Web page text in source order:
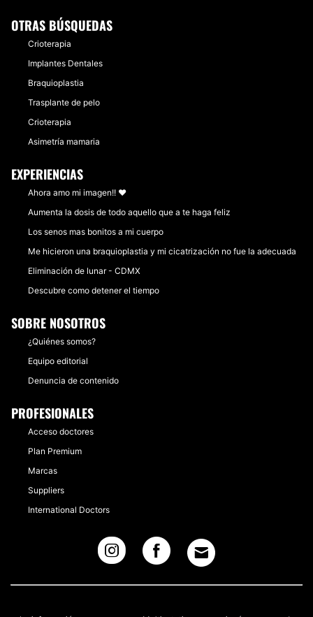
OTRAS BÚSQUEDAS
Crioterapia
Implantes Dentales
Braquioplastia
Trasplante de pelo
Crioterapia
Asimetría mamaria
EXPERIENCIAS
Ahora amo mi imagen!! ❤️
Aumenta la dosis de todo aquello que a te haga feliz
Los senos mas bonitos a mi cuerpo
Me hicieron una braquioplastia y mi cicatrización no fue la adecuada
Eliminación de lunar - CDMX
Descubre como detener el tiempo
SOBRE NOSOTROS
¿Quiénes somos?
Equipo editorial
Denuncia de contenido
PROFESIONALES
Acceso doctores
Plan Premium
Marcas
Suppliers
International Doctors